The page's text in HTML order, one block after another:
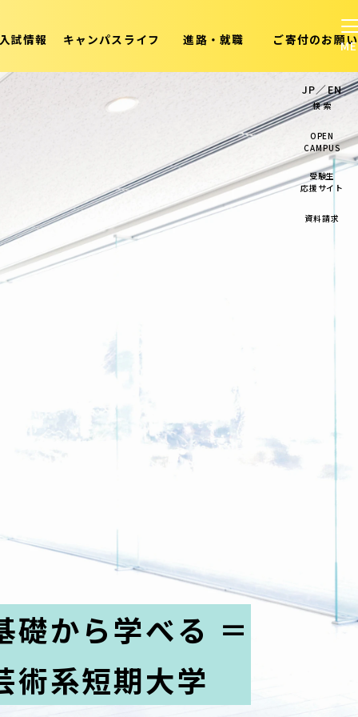
試情報 キャンパスライフ 進路・就職 ご寄付のお願い
礎から学べる ＝
術系短期大学
JP／EN
検 索
OPEN
CAMPUS
受験生
応援サイト
資料請求